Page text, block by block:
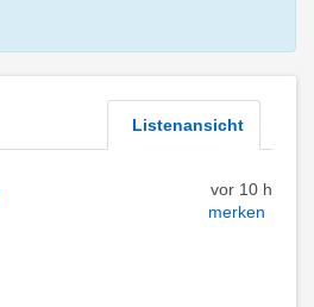
Listenansicht
vor 10 h
merken